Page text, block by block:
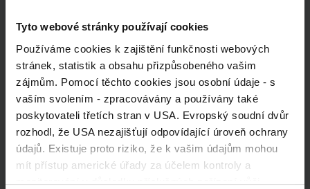
Tyto webové stránky používají cookies
Používáme cookies k zajištění funkčnosti webových
stránek, statistik a obsahu přizpůsobeného vašim
zájmům. Pomocí těchto cookies jsou osobní údaje - s
vaším svolením - zpracovávány a používány také
poskytovateli třetích stran v USA. Evropský soudní dvůr
rozhodl, že USA nezajišťují odpovídající úroveň ochrany
údajů. Existuje proto riziko, že k vašim údajům mohou
mít přístup americké úřady za účelem kontroly a
monitorování v důsledku příslušných nařízení vůči
9020 Klagenfurt
Rakousko
+43/463/3000
info@kaernten.at